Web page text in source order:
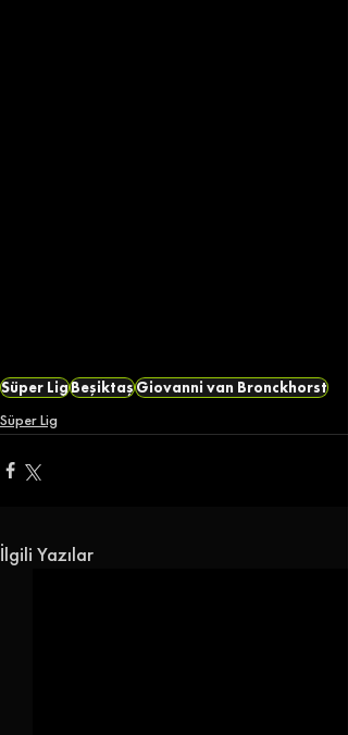
Süper LigBeşiktaşGiovanni van Bronckhorst
Süper Lig
İlgili Yazılar